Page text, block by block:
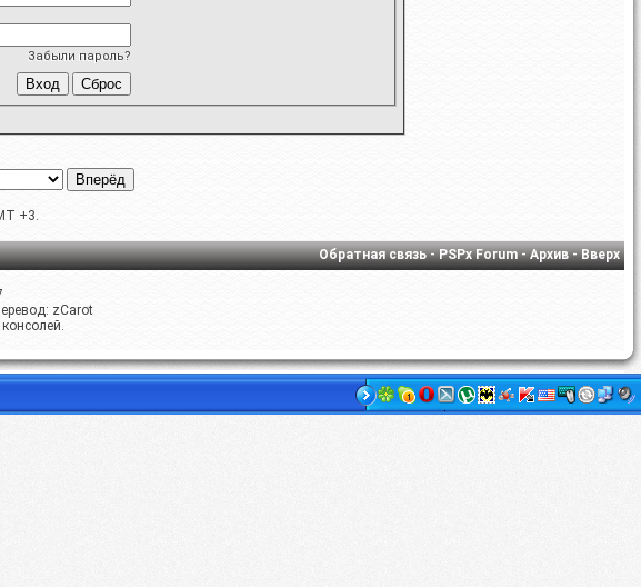
Забыли пароль?
+3.
Обратная связь-PSPx Forum-Архив-Вверх
zCarot